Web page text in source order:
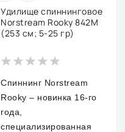
Удилище спиннинговое
Norstream Rooky 842M
(253 см; 5-25 гр)
Спиннинг Norstream
Rooky – новинка 16-го
года,
специализированная